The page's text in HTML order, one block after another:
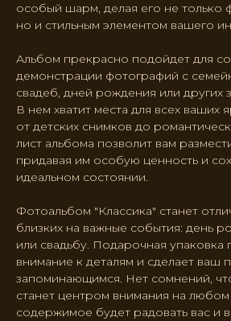
особый шарм, делая его не только
но и стильным элементом вашего
Альбом прекрасно подойдет для
демонстрации фотографий с
свадеб, дней рождения или других
В нем хватит места для всех ваших
от детских снимков до
лист альбома позволит вам
придавая им особую ценность и
идеальном состоянии.
Фотоальбом "Классика" станет
близких на важные события: день
или свадьбу. Подарочная упаковка
внимание к деталям и сделает ваш
запоминающимся. Нет сомнений,
станет центром внимания на любом
содержимое будет радовать вас и